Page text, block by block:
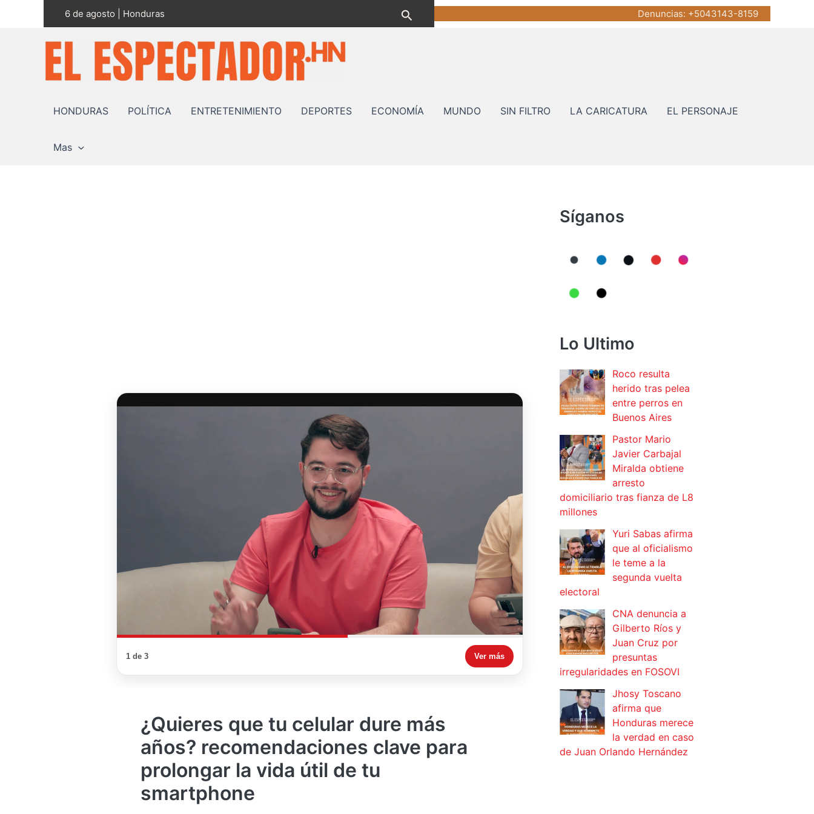
6 de agosto | Honduras Buscar Denuncias: +5043143-8159
HONDURAS POLÍTICA ENTRETENIMIENTO DEPORTES ECONOMÍA MUNDO SIN FILTRO LA CARICATURA EL PERSONAJE
Mas
1 de 3 Ver más
¿Quieres que tu celular dure más
años? recomendaciones clave para
prolongar la vida útil de tu
smartphone
Síganos
Lo Ultimo
Roco resulta
herido tras pelea
entre perros en
Buenos Aires
Pastor Mario
Javier Carbajal
Miralda obtiene
arresto
domiciliario tras fianza de L8
millones
Yuri Sabas afirma
que al oficialismo
le teme a la
segunda vuelta
electoral
CNA denuncia a
Gilberto Ríos y
Juan Cruz por
presuntas
irregularidades en FOSOVI
Jhosy Toscano
afirma que
Honduras merece
la verdad en caso
de Juan Orlando Hernández